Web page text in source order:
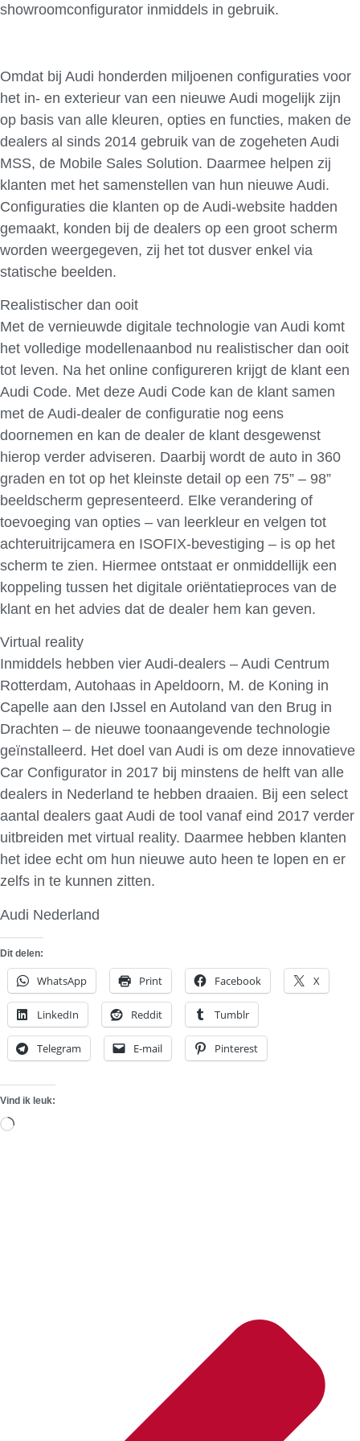
showroomconfigurator inmiddels in gebruik.
Omdat bij Audi honderden miljoenen configuraties voor
het in- en exterieur van een nieuwe Audi mogelijk zijn
op basis van alle kleuren, opties en functies, maken de
dealers al sinds 2014 gebruik van de zogeheten Audi
MSS, de Mobile Sales Solution. Daarmee helpen zij
klanten met het samenstellen van hun nieuwe Audi.
Configuraties die klanten op de Audi-website hadden
gemaakt, konden bij de dealers op een groot scherm
worden weergegeven, zij het tot dusver enkel via
statische beelden.
Realistischer dan ooit
Met de vernieuwde digitale technologie van Audi komt
het volledige modellenaanbod nu realistischer dan ooit
tot leven. Na het online configureren krijgt de klant een
Audi Code. Met deze Audi Code kan de klant samen
met de Audi-dealer de configuratie nog eens
doornemen en kan de dealer de klant desgewenst
hierop verder adviseren. Daarbij wordt de auto in 360
graden en tot op het kleinste detail op een 75” – 98”
beeldscherm gepresenteerd. Elke verandering of
toevoeging van opties – van leerkleur en velgen tot
achteruitrijcamera en ISOFIX-bevestiging – is op het
scherm te zien. Hiermee ontstaat er onmiddellijk een
koppeling tussen het digitale oriëntatieproces van de
klant en het advies dat de dealer hem kan geven.
Virtual reality
Inmiddels hebben vier Audi-dealers – Audi Centrum
Rotterdam, Autohaas in Apeldoorn, M. de Koning in
Capelle aan den IJssel en Autoland van den Brug in
Drachten – de nieuwe toonaangevende technologie
geïnstalleerd. Het doel van Audi is om deze innovatieve
Car Configurator in 2017 bij minstens de helft van alle
dealers in Nederland te hebben draaien. Bij een select
aantal dealers gaat Audi de tool vanaf eind 2017 verder
uitbreiden met virtual reality. Daarmee hebben klanten
het idee echt om hun nieuwe auto heen te lopen en er
zelfs in te kunnen zitten.
Audi Nederland
Dit delen:
WhatsApp Print Facebook X
LinkedIn Reddit Tumblr
Telegram E-mail Pinterest
Vind ik leuk:
Aan